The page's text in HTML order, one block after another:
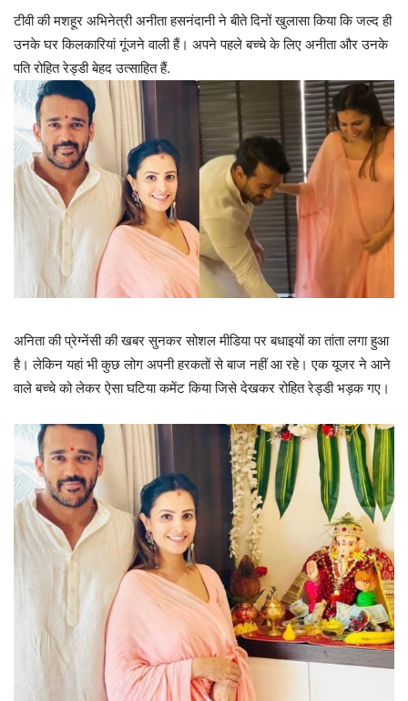
टीवी की मशहूर अभिनेत्री अनीता हसनंदानी ने बीते दिनों खुलासा किया कि जल्द ही
उनके घर किलकारियां गूंजने वाली हैं। अपने पहले बच्चे के लिए अनीता और उनके
पति रोहित रेड्डी बेहद उत्साहित हैं.
अनिता की प्रेग्नेंसी की खबर सुनकर सोशल मीडिया पर बधाइयों का तांता लगा हुआ
है। लेकिन यहां भी कुछ लोग अपनी हरकतों से बाज नहीं आ रहे। एक यूजर ने आने
वाले बच्चे को लेकर ऐसा घटिया कमेंट किया जिसे देखकर रोहित रेड्डी भड़क गए।